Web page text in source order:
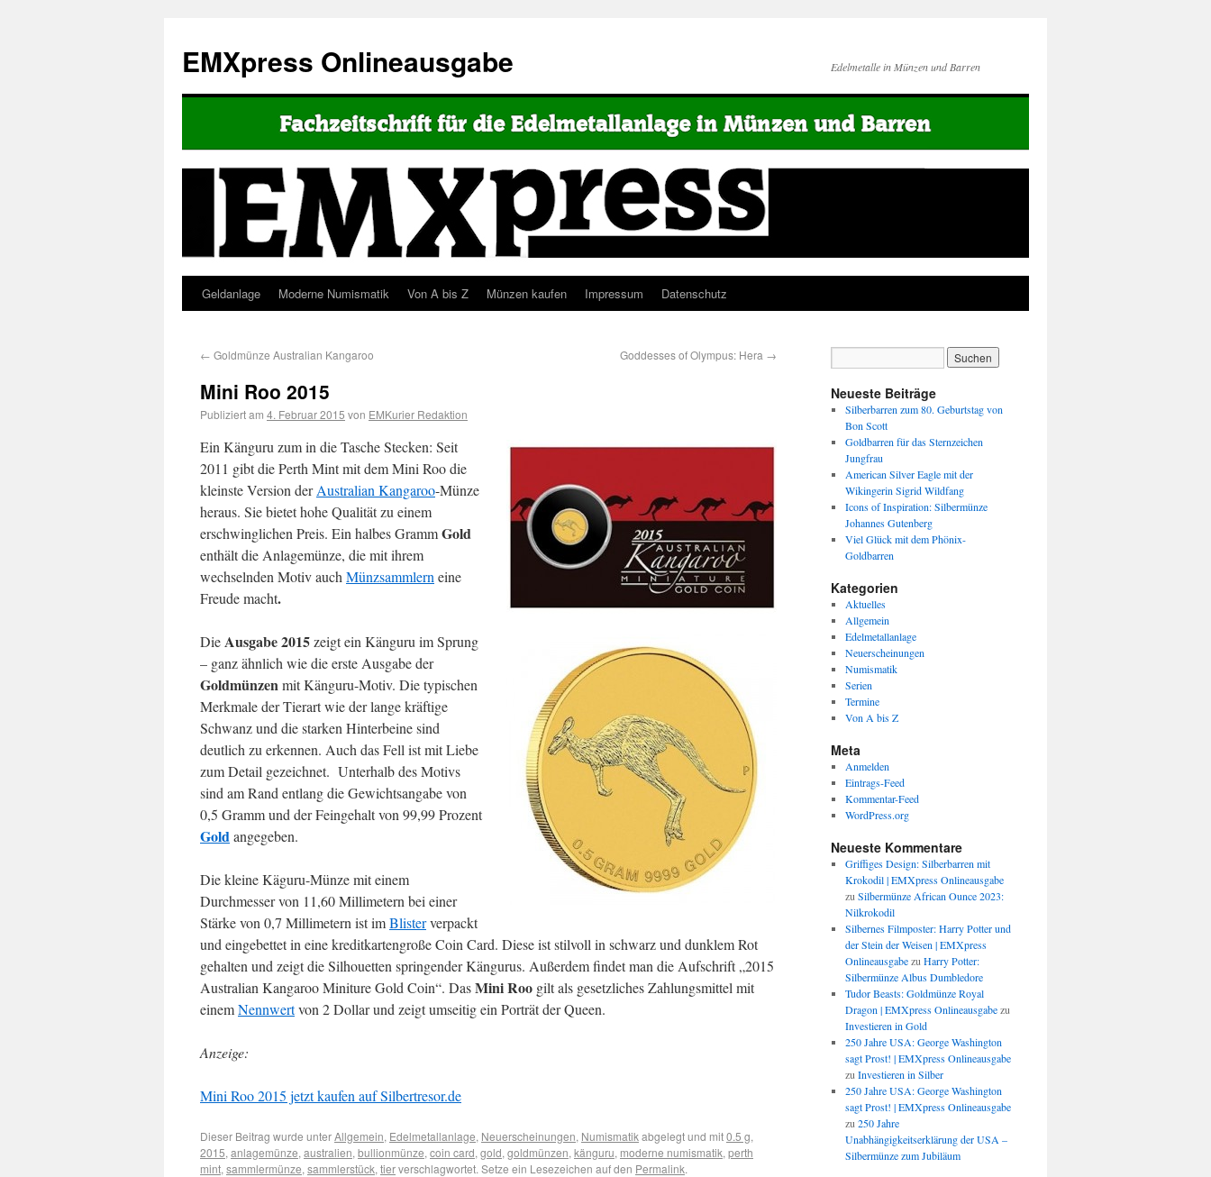
EMXpress Onlineausgabe Edelmetalle in Münzen und Barren
Geldanlage Moderne Numismatik Von A bis Z Münzen kaufen Impressum Datenschutz
← Goldmünze Australian Kangaroo Goddesses of Olympus: Hera →
Mini Roo 2015
Publiziert am 4. Februar 2015 von EMKurier Redaktion
Ein Känguru zum in die Tasche Stecken: Seit
2011 gibt die Perth Mint mit dem Mini Roo die
kleinste Version derAustralian Kangaroo-Münze
heraus. Sie bietet hohe Qualität zu einem
erschwinglichen Preis. Ein halbes GrammGold
enthält die Anlagemünze, die mit ihrem
wechselnden Motiv auch Münzsammlern eine
Freude macht.
DieAusgabe 2015zeigt ein Känguru im Sprung
– ganz ähnlich wie die erste Ausgabe der
Goldmünzenmit Känguru-Motiv. Die typischen
Merkmale der Tierart wie der lange kräftige
Schwanz und die starken Hinterbeine sind
deutlich zu erkennen. Auch das Fell ist mit Liebe
zum Detail gezeichnet. Unterhalb des Motivs
sind am Rand entlang die Gewichtsangabe von
0,5 Gramm und der Feingehalt von 99,99 Prozent
Goldangegeben.
Die kleine Käguru-Münze mit einem
Durchmesser von 11,60 Millimetern bei einer
Stärke von 0,7 Millimetern ist imBlisterverpackt
und eingebettet in eine kreditkartengroße Coin Card. Diese ist stilvoll in schwarz und dunklem Rot
gehalten und zeigt die Silhouetten springender Kängurus. Außerdem findet man die Aufschrift „2015
Australian Kangaroo Miniture Gold Coin“. DasMini Roo gilt als gesetzliches Zahlungsmittel mit
einemNennwertvon 2 Dollar und zeigt umseitig ein Porträt der Queen.
Anzeige:
Mini Roo 2015 jetzt kaufen auf Silbertresor.de
Dieser Beitrag wurde unterAllgemein, Edelmetallanlage, Neuerscheinungen, Numismatikabgelegt und mit0.5 g,
2015, anlagemünze, australien, bullionmünze, coin card, gold, goldmünzen, känguru, moderne numismatik, perth
mint, sammlermünze, sammlerstück, tierverschlagwortet. Setze ein Lesezeichen auf den Permalink.
Neueste Beiträge
Silberbarren zum 80. Geburtstag von
Bon Scott
Goldbarren für das Sternzeichen
Jungfrau
American Silver Eagle mit der
Wikingerin Sigrid Wildfang
Icons of Inspiration: Silbermünze
Johannes Gutenberg
Viel Glück mit dem Phönix-
Goldbarren
Kategorien
Aktuelles
Allgemein
Edelmetallanlage
Neuerscheinungen
Numismatik
Serien
Termine
Von A bis Z
Meta
Anmelden
Eintrags-Feed
Kommentar-Feed
WordPress.org
Neueste Kommentare
Griffiges Design: Silberbarren mit
Krokodil | EMXpress Onlineausgabe
zu Silbermünze African Ounce 2023:
Nilkrokodil
Silbernes Filmposter: Harry Potter und
der Stein der Weisen | EMXpress
Onlineausgabezu Harry Potter:
Silbermünze Albus Dumbledore
Tudor Beasts: Goldmünze Royal
Dragon | EMXpress Onlineausgabezu
Investieren in Gold
250 Jahre USA: George Washington
sagt Prost! | EMXpress Onlineausgabe
zu Investieren in Silber
250 Jahre USA: George Washington
sagt Prost! | EMXpress Onlineausgabe
zu 250 Jahre
Unabhängigkeitserklärung der USA –
Silbermünze zum Jubiläum